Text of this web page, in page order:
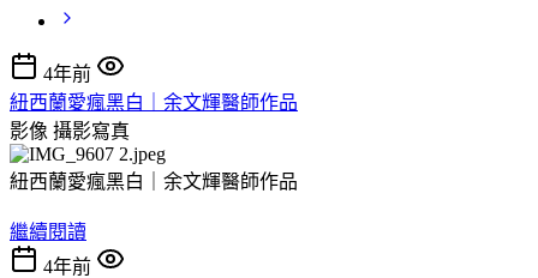
4年前
紐西蘭愛瘋黑白｜余文輝醫師作品
影像 攝影寫真
紐西蘭愛瘋黑白｜余文輝醫師作品
繼續閱讀
4年前